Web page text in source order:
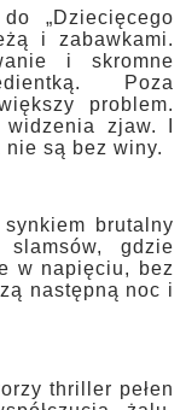
„Dziecięcego
i zabawkami.
i skromne
Poza
problem.
zjaw. I
są bez winy.
brutalny
gdzie
w napięciu, bez
następną noc i
thriller pełen